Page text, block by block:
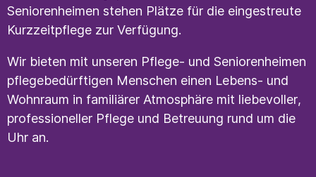
Seniorenheimen stehen Plätze für die eingestreute
Kurzzeitpflege zur Verfügung.
Wir bieten mit unseren Pflege- und Seniorenheimen
pflegebedürftigen Menschen einen Lebens- und
Wohnraum in familiärer Atmosphäre mit liebevoller,
professioneller Pflege und Betreuung rund um die
Uhr an.